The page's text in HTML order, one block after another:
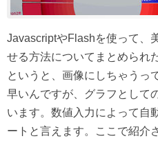
JavascriptやFlashを使って、
せる方法についてまとめられ
というと、画像にしちゃうっ
早いんですが、グラフとして
います。数値入力によって自
ートと言えます。ここで紹介